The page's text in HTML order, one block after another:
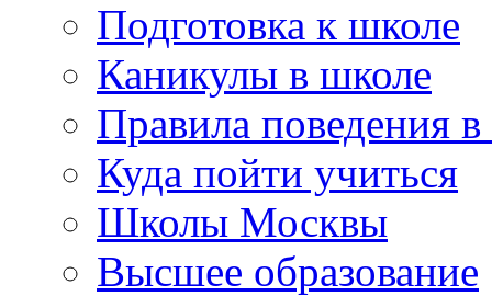
Подготовка к школе
Каникулы в школе
Правила поведения
Куда пойти учиться
Школы Москвы
Высшее образование